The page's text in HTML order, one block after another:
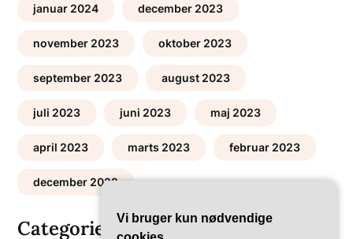
januar 2024 december 2023
november 2023 oktober 2023
september 2023 august 2023
juli 2023 juni 2023 maj 2023
april 2023 marts 2023 februar 2023
december 2022
Categories
Vi bruger kun nødvendige